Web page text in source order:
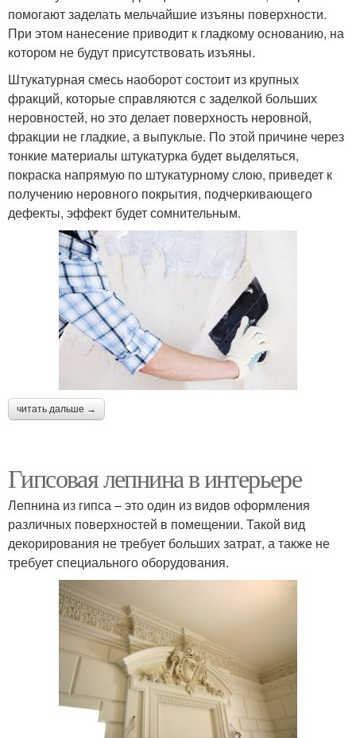
помогают заделать мельчайшие изъяны поверхности.
При этом нанесение приводит к гладкому основанию, на
котором не будут присутствовать изъяны.
Штукатурная смесь наоборот состоит из крупных
фракций, которые справляются с заделкой больших
неровностей, но это делает поверхность неровной,
фракции не гладкие, а выпуклые. По этой причине через
тонкие материалы штукатурка будет выделяться,
покраска напрямую по штукатурному слою, приведет к
получению неровного покрытия, подчеркивающего
дефекты, эффект будет сомнительным.
читать дальше →
Гипсовая лепнина в интерьере
Лепнина из гипса – это один из видов оформления
различных поверхностей в помещении. Такой вид
декорирования не требует больших затрат, а также не
требует специального оборудования.